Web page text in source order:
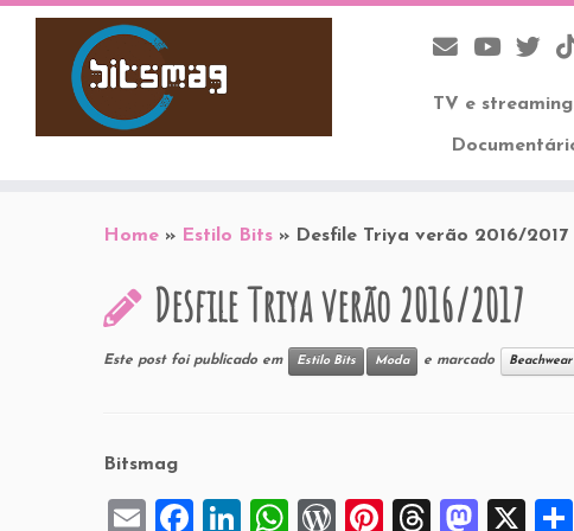
TV e streaming
Home » Estilo Bits » Desfile Triya verão 2016/2017
Desfile Triya verão 2016/2017
Este post foi publicado em Estilo Bits Moda e marcado Beachwear
Bitsmag
E
F
Li
W W
Pi
T
M
X